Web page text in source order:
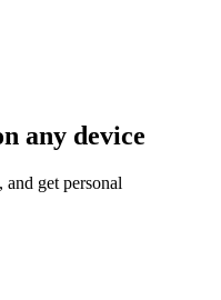
any device
and get personal